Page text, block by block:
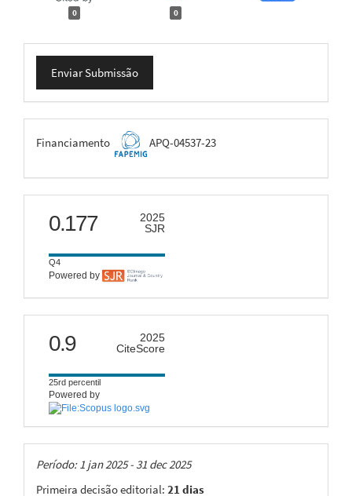
0 0
Enviar
Submissão
Enviar Submissão
FAPEMIG
Financiamento APQ-04537-23
scimago
0.177
2025
SJR
Q4
Powered by
citescore
0.9
2025
CiteScore
25rd percentil
Powered by
Taxas
Período: 1 jan 2025 - 31 dec 2025
Primeira decisão editorial: 21 dias